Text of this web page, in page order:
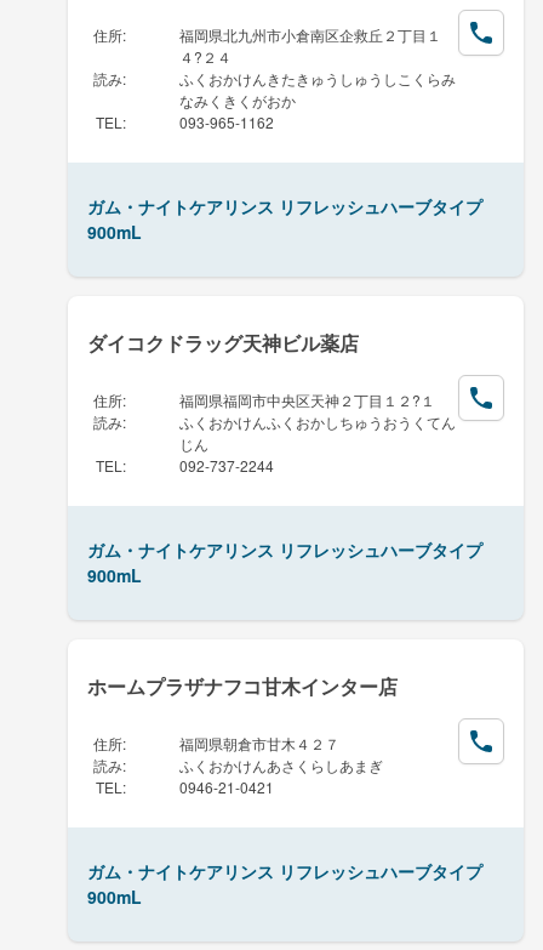
住所:
福岡県北九州市小倉南区企救丘２丁目１
４?２４
読み:
ふくおかけんきたきゅうしゅうしこくらみ
なみくきくがおか
TEL : 093-965-1162
ガム・ナイトケアリンス リフレッシュハーブタイプ
900mL
ダイコクドラッグ天神ビル薬店
住所:
福岡県福岡市中央区天神２丁目１２?１
読み:
ふくおかけんふくおかしちゅうおうくてん
じん
TEL : 092-737-2244
ガム・ナイトケアリンス リフレッシュハーブタイプ
900mL
ホームプラザナフコ甘木インター店
住所:
福岡県朝倉市甘木４２７
読み:
ふくおかけんあさくらしあまぎ
TEL : 0946-21-0421
ガム・ナイトケアリンス リフレッシュハーブタイプ
900mL